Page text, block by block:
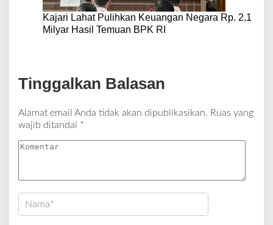
Kajari Lahat Pulihkan Keuangan Negara Rp. 2,1
Milyar Hasil Temuan BPK RI
Tinggalkan Balasan
Alamat email Anda tidak akan dipublikasikan. Ruas yang
wajib ditandai *